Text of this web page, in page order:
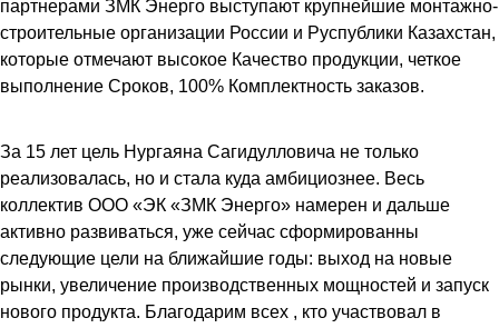
партнерами ЗМК Энерго выступают крупнейшие монтажно-
строительные организации России и Руспублики Казахстан,
которые отмечают высокое Качество продукции, четкое
выполнение Сроков, 100% Комплектность заказов.
За 15 лет цель Нургаяна Сагидулловича не только
реализовалась, но и стала куда амбициознее. Весь
коллектив ООО «ЭК «ЗМК Энерго» намерен и дальше
активно развиваться, уже сейчас сформированны
следующие цели на ближайшие годы: выход на новые
рынки, увеличение производственных мощностей и запуск
нового продукта. Благодарим всех , кто участвовал в